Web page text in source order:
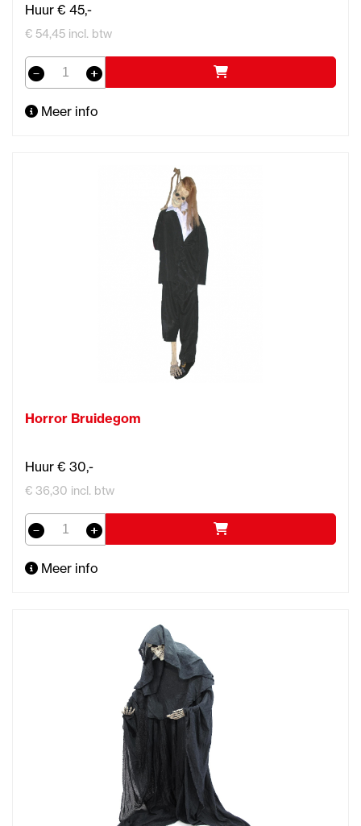
Huur € 45,-
€ 54,45 incl. btw
Meer info
Horror Bruidegom
Huur € 30,-
€ 36,30 incl. btw
Meer info